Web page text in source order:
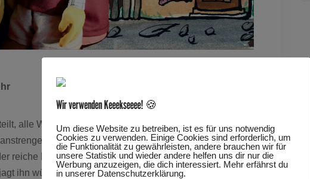
alle Wünsche erfüllt. Geschafft ist auch der
Tour. Eine warme Mahlzeit, ein Bett zum
reiche Mann glaubt nicht an den Weihnachtsmann, hält
ihn wütend fort. Sein armer Nachbar aber nimmt den
Wir verwenden Keeekseeee! 🍪
Um diese Website zu betreiben, ist es für uns notwendig
Cookies zu verwenden. Einige Cookies sind erforderlich, um
die Funktionalität zu gewährleisten, andere brauchen wir für
unsere Statistik und wieder andere helfen uns dir nur die
Werbung anzuzeigen, die dich interessiert. Mehr erfährst du
in unserer Datenschutzerklärung.